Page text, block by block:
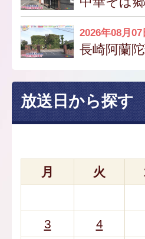
2026年08月07
長崎阿蘭
放送日から探す
月 火
3 4